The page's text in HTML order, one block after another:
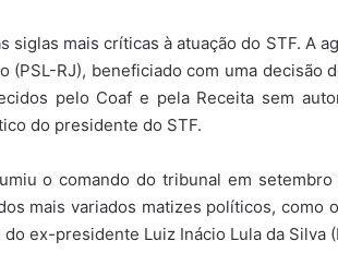
siglas mais críticas à atuação do STF. A
(PSL-RJ), beneficiado com uma
pelo Coaf e pela Receita sem
do presidente do STF.
o comando do tribunal em
mais variados matizes políticos, como
ex-presidente Luiz Inácio Lula da Silva